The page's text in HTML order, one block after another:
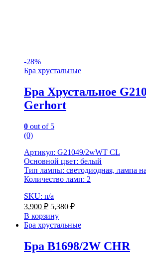
-28%
Бра хрустальные
Бра Хрустальное
Gerhort
0 out of 5
(0)
Артикул: G21049/2wWT CL
Основной цвет: белый
Тип лампы: светодиодная, лампа
Количество ламп: 2
SKU: n/a
3,900 ₽ 5,380₽
В корзину
Бра хрустальные
Бра B1698/2W CHR